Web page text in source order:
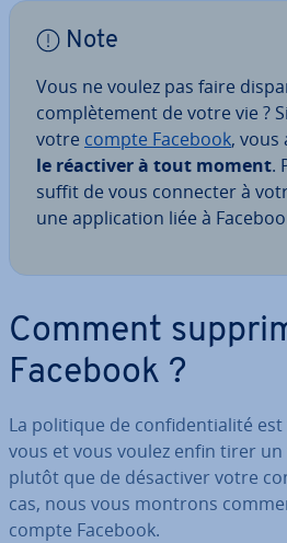
Note
Vous ne voulez pas faire
com­plè­te­ment de votre vie ?
votre compte Facebook, vous
le réactiver à tout moment.
suffit de vous connecter à
une ap­pli­ca­tion liée à
Comment
Facebook ?
La politique de con­fi­den­tia­lité
vous et vous voulez enfin tirer
plutôt que de dé­sac­ti­ver votre
cas, nous vous montrons
compte Facebook.